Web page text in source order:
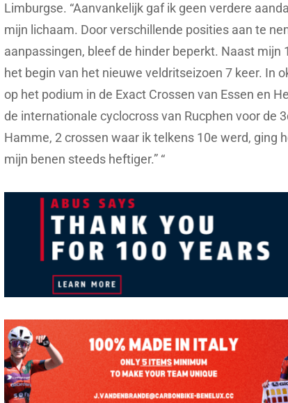
Limburgse. “Aanvankelijk gaf ik geen verdere
mijn lichaam. Door verschillende posities aan te
aanpassingen, bleef de hinder beperkt. Naast mijn
het begin van het nieuwe veldritseizoen 7 keer. In
op het podium in de Exact Crossen van Essen en
de internationale cyclocross van Rucphen voor de
Hamme, 2 crossen waar ik telkens 10e werd, ging
mijn benen steeds heftiger.” “